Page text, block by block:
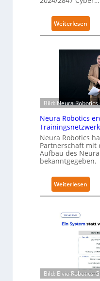
Weiterlesen:
K
e
h
ä
t
S
e
c
u
r
i
t
L
e
e
l
-
Bild: Neura Robotics
Neura Robotics
Neura Robotics
Partnerschaft mit
Aufbau des Neura
bekanntgegeben.
Weiterlesen:
N
r
a
o
b
o
Bild: Elvio Robotics